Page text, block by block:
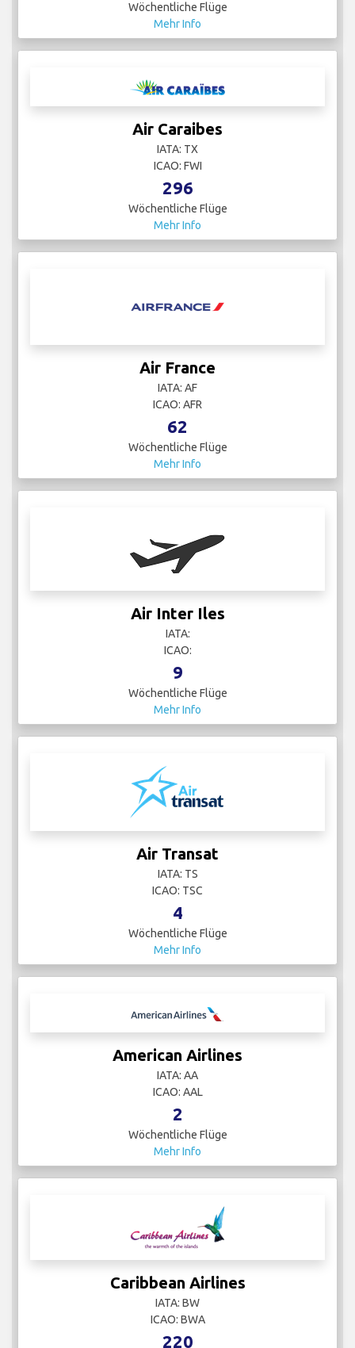
Wöchentliche Flüge
Mehr Info
Air Caraibes
IATA: TX
ICAO: FWI
296
Wöchentliche Flüge
Mehr Info
Air France
IATA: AF
ICAO: AFR
62
Wöchentliche Flüge
Mehr Info
Air Inter Iles
IATA:
ICAO:
9
Wöchentliche Flüge
Mehr Info
Air Transat
IATA: TS
ICAO: TSC
4
Wöchentliche Flüge
Mehr Info
American Airlines
IATA: AA
ICAO: AAL
2
Wöchentliche Flüge
Mehr Info
Caribbean Airlines
IATA: BW
ICAO: BWA
220